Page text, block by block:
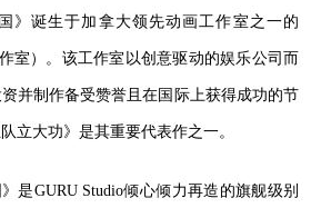
诞生于加拿大领先动画工作室之一的
室）。该工作室以创意驱动的娱乐公司而
并制作备受赞誉且在国际上获得成功的节
立大功》是其重要代表作之一。
GURU Studio倾心倾力再造的旗舰级别